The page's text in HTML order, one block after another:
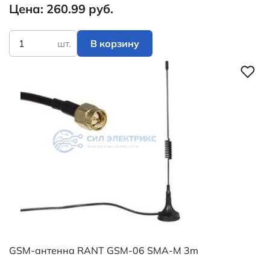
Цена: 260.99 руб.
шт. В корзину
GSM-антенна RANT GSM-06 SMA-M 3m